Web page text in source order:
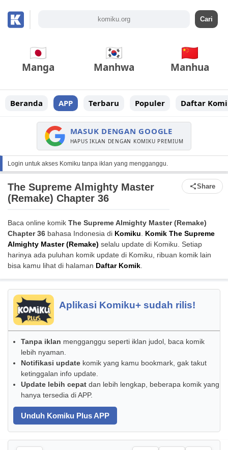
Manga Manhwa Manhua
Beranda APP Terbaru Populer Daftar
MASUK DENGAN GOOGLE
HAPUS IKLAN DENGAN KOMIKU PREMIUM
Login untuk akses Komiku tanpa iklan yang mengganggu.
The Supreme Almighty Master
(Remake) Chapter 36
Share
Baca online komik The Supreme Almighty Master (Remake)
Chapter 36 bahasa Indonesia di Komiku. Komik The Supreme
Almighty Master (Remake) selalu update di Komiku. Setiap
harinya ada puluhan komik update di Komiku, ribuan komik lain
bisa kamu lihat di halaman Daftar Komik.
Aplikasi Komiku+ sudah rilis!
Tanpa iklan mengganggu seperti iklan judol, baca komik
lebih nyaman.
Notifikasi update komik yang kamu bookmark, gak takut
ketinggalan info update.
Update lebih cepat dan lebih lengkap, beberapa komik yang
hanya tersedia di APP.
Unduh Komiku Plus APP